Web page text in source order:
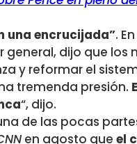
una encrucijada”.
dijo que los
y reformar el
tremenda presión.
“, dijo.
de las pocas
en agosto que el